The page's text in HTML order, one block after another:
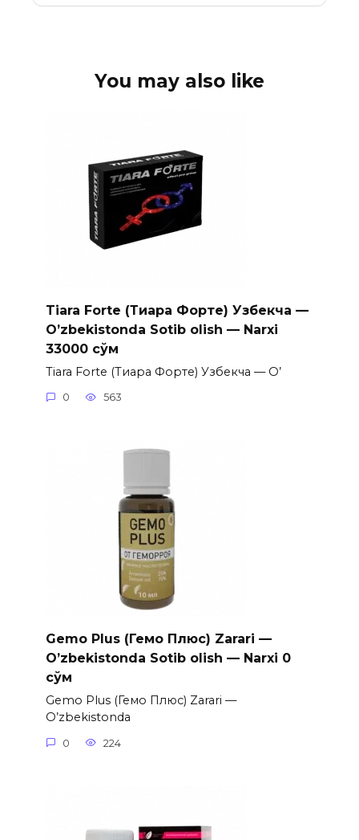
You may also like
Tiara Forte (Тиара Форте) Узбекча —
O’zbekistonda Sotib olish — Narxi
33000 сўм
Tiara Forte (Тиара Форте) Узбекча — O’
0 563
Gemo Plus (Гемо Плюс) Zarari —
O’zbekistonda Sotib olish — Narxi 0
сўм
Gemo Plus (Гемо Плюс) Zarari —
O’zbekistonda
0 224